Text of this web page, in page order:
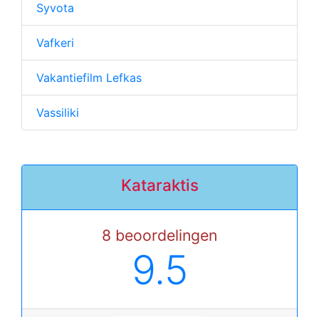
Syvota
Vafkeri
Vakantiefilm Lefkas
Vassiliki
Kataraktis
8 beoordelingen
9.5